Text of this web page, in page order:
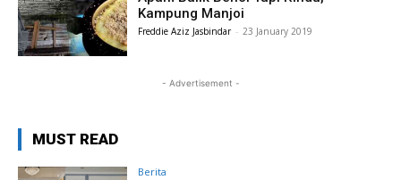
Kampung Manjoi
Freddie Aziz Jasbindar - 23 January 2019
- Advertisement -
MUST READ
Berita